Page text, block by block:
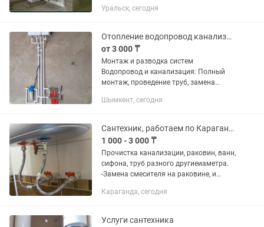
срок. Виды работ: Отопление: Полный
Уральск, сегодня
Отопление водопровод канализация
от 3 000 ₸
Монтаж и разводка систем
Водопровод и канализация: Полный
монтаж, проведение труб, замена
системы с нуля, монтаж радиаторов,
Шымкент, сегодня
Сантехник, работаем по Караганде.
1 000 - 3 000 ₸
Прочистка канализации, раковин, ванн,
сифона, труб разного другиеиаметра.
-Замена смесителя на раковине, и
воды. -Смена счетчика холодной и
Караганда, сегодня
Услуги сантехника